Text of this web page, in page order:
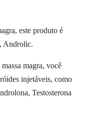
este produto é
Androlic.
magra, você
injetáveis, como
Testosterona